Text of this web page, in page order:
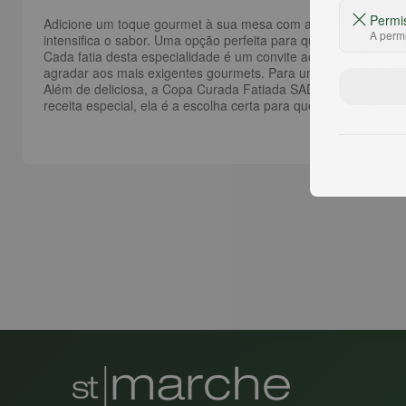
Adicione um toque gourmet à sua mesa com a Copa Curada
intensifica o sabor. Uma opção perfeita para quem busca
Cada fatia desta especialidade é um convite ao paladar. Sua
agradar aos mais exigentes gourmets. Para um sabor ainda
Além de deliciosa, a Copa Curada Fatiada SADIA é prática.
receita especial, ela é a escolha certa para quem não abre
A